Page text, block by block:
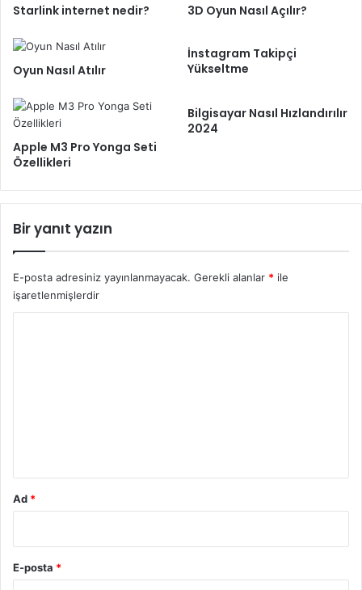
Starlink internet nedir? 3D Oyun Nasıl Açılır?
Oyun Nasıl Atılır
İnstagram Takipçi
Yükseltme
Apple M3 Pro Yonga Seti
Özellikleri
Bilgisayar Nasıl Hızlandırılır
2024
Bir yanıt yazın
E-posta adresiniz yayınlanmayacak. Gerekli alanlar * ile
işaretlenmişlerdir
Ad *
E-posta *